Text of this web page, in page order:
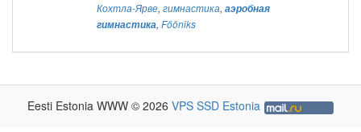
Кохтла-Ярве, гимнастика, аэробная
гимнастика, Fööniks
Eesti Estonia WWW © 2026 VPS SSD Estonia